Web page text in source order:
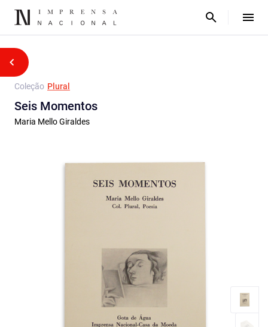
Coleção Plural
Seis Momentos
Maria Mello Giraldes